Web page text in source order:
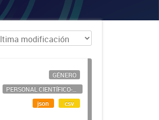
GÉNERO
PERSONAL CIENTÍFICO-TECNOLÓGICO
json
csv